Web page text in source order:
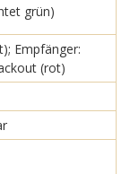
grün)
Empfänger:
(rot)